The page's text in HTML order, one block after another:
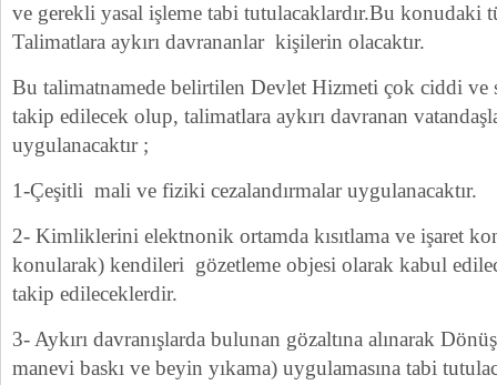
ve gerekli yasal işleme tabi tutulacaklardır.Bu konudaki
Talimatlara aykırı davrananlar kişilerin olacaktır.
Bu talimatnamede belirtilen Devlet Hizmeti çok ciddi ve
takip edilecek olup, talimatlara aykırı davranan
uygulanacaktır ;
1-Çeşitli mali ve fiziki cezalandırmalar uygulanacaktır.
2- Kimliklerini elektnonik ortamda kısıtlama ve işaret
konularak) kendileri gözetleme objesi olarak kabul
takip edileceklerdir.
3- Aykırı davranışlarda bulunan gözaltına alınarak
manevi baskı ve beyin yıkama) uygulamasına tabi